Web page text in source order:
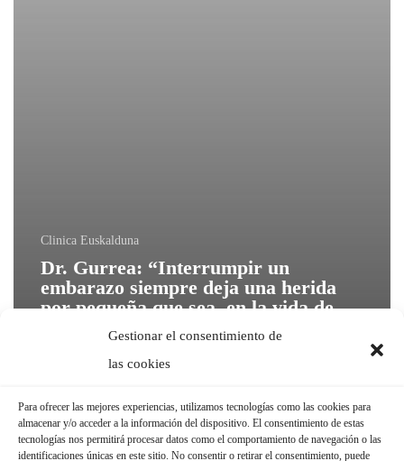
Gestionar el consentimiento de
las cookies
Para ofrecer las mejores experiencias, utilizamos tecnologías como las cookies para
almacenar y/o acceder a la información del dispositivo. El consentimiento de estas
tecnologías nos permitirá procesar datos como el comportamiento de navegación o las
identificaciones únicas en este sitio. No consentir o retirar el consentimiento, puede
Clinica Euskalduna
Dr. Gurrea: “Interrumpir un
embarazo siempre deja una herida
por pequeña que sea, en la vida de
una mujer”